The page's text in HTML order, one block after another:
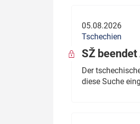
05.08.2026
Tschechien
SŽ
Der
diese Suche